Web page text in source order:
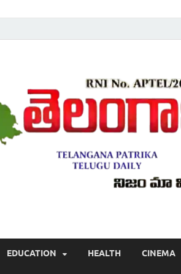
, తాజా వార్తలు , తెలుగు వార్తలు , బ్రేకింగ్ న్యూస్
EDUCATION HEALTH CINEMA